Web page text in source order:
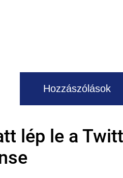
Hozzászólások
lép le a